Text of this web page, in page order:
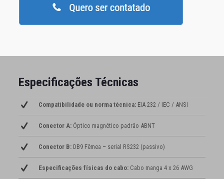
Especificações Técnicas
Compatibilidade ou norma técnica:EIA-232 / IEC / ANSI
Conector A:Óptico magnético padrão ABNT
Conector B:DB9 Fêmea – serial RS232 (passivo)
Especificações físicas do cabo:Cabo manga 4 x 26 AWG